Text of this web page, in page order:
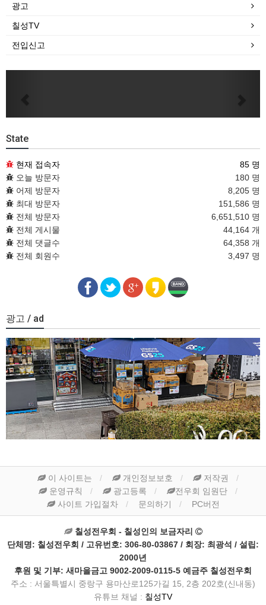
광고
칠성TV
전입신고
State
현재 접속자
85 명
오늘 방문자
180 명
어제 방문자
8,205 명
최대 방문자
151,586 명
전체 방문자
6,651,510 명
전체 게시물
44,164 개
전체 댓글수
64,358 개
전체 회원수
3,497 명
광고 / ad
이 사이트는 개인정보보호
저작권
운영규칙
광고등록
전우회 임원단
사이트 가입절차
문의하기 PC버전
칠성전우회 - 칠성인의 보금자리
단체명: 칠성전우회 / 고유번호: 306-80-03867 / 회장: 최광석 / 설립:
2000년
후원 및 기부: 새마을금고 9002-2009-0115-5 예금주 칠성전우회
주소 : 서울특별시 중랑구 용마산로125가길 15, 2층 202호(신내동)
유튜브 채널 : 칠성TV